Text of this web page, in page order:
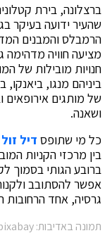
ברצלונה, בירת
שהעיר ידועה בעיקר
הרמבלס והמבנים
מציעה חוויה מדהימה
חנויות מובילות של
ביניהם מנגו,
ושאנה.
כל מי שתופס דיל
בין מרכזי הקניות
ברובע הגותי בסמוך
אפשר להסתובב
גרסיה, אחד הרחובות
תמונה באדיבות: pixabay